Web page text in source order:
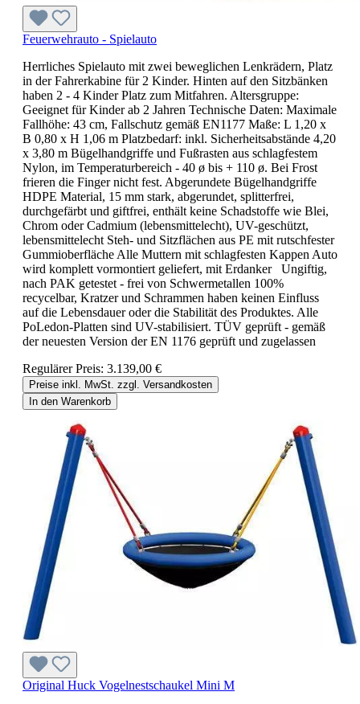
Feuerwehrauto - Spielauto
Herrliches Spielauto mit zwei beweglichen Lenkrädern, Platz
in der Fahrerkabine für 2 Kinder. Hinten auf den Sitzbänken
haben 2 - 4 Kinder Platz zum Mitfahren. Altersgruppe:
Geeignet für Kinder ab 2 Jahren Technische Daten: Maximale
Fallhöhe: 43 cm, Fallschutz gemäß EN1177 Maße: L 1,20 x
B 0,80 x H 1,06 m Platzbedarf: inkl. Sicherheitsabstände 4,20
x 3,80 m Bügelhandgriffe und Fußrasten aus schlagfestem
Nylon, im Temperaturbereich - 40 ø bis + 110 ø. Bei Frost
frieren die Finger nicht fest. Abgerundete Bügelhandgriffe
HDPE Material, 15 mm stark, abgerundet, splitterfrei,
durchgefärbt und giftfrei, enthält keine Schadstoffe wie Blei,
Chrom oder Cadmium (lebensmittelecht), UV-geschützt,
lebensmittelecht Steh- und Sitzflächen aus PE mit rutschfester
Gummioberfläche Alle Muttern mit schlagfesten Kappen Auto
wird komplett vormontiert geliefert, mit Erdanker Ungiftig,
nach PAK getestet - frei von Schwermetallen 100%
recycelbar, Kratzer und Schrammen haben keinen Einfluss
auf die Lebensdauer oder die Stabilität des Produktes. Alle
PoLedon-Platten sind UV-stabilisiert. TÜV geprüft - gemäß
der neuesten Version der EN 1176 geprüft und zugelassen
Regulärer Preis: 3.139,00 €
Preise inkl. MwSt. zzgl. Versandkosten
In den Warenkorb
Original Huck Vogelnestschaukel Mini M